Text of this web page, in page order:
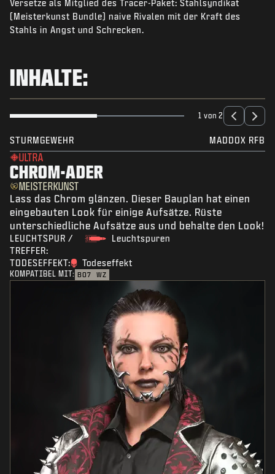
NEWS
SHOP
KUNDENDIENST
ANMELDEN|JETZT REGISTRIEREN
Versetze als Mitglied des Tracer-Paket: Stahlsyndikat
(Meisterkunst Bundle) naive Rivalen mit der Kraft des
Stahls in Angst und Schrecken.
INHALTE:
1 von 2
STURMGEWEHR MADDOX RFB
ULTRA
CHROM-ADER
MEISTERKUNST
Lass das Chrom glänzen. Dieser Bauplan hat einen
eingebauten Look für einige Aufsätze. Rüste
unterschiedliche Aufsätze aus und behalte den Look!
LEUCHTSPUR /
TREFFER:
Leuchtspuren
TODESEFFEKT: Todeseffekt
KOMPATIBEL MIT: BO7 WZ